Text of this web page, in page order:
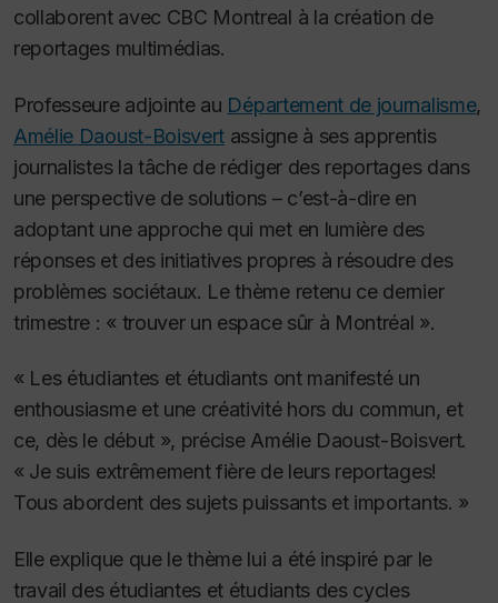
collaborent avec CBC Montreal à la création de
reportages multimédias.
Professeure adjointe au Département de journalisme,
Amélie Daoust-Boisvert assigne à ses apprentis
journalistes la tâche de rédiger des reportages dans
une perspective de solutions – c’est-à-dire en
adoptant une approche qui met en lumière des
réponses et des initiatives propres à résoudre des
problèmes sociétaux. Le thème retenu ce dernier
trimestre : « trouver un espace sûr à Montréal ».
« Les étudiantes et étudiants ont manifesté un
enthousiasme et une créativité hors du commun, et
ce, dès le début », précise Amélie Daoust-Boisvert.
« Je suis extrêmement fière de leurs reportages!
Tous abordent des sujets puissants et importants. »
Elle explique que le thème lui a été inspiré par le
travail des étudiantes et étudiants des cycles